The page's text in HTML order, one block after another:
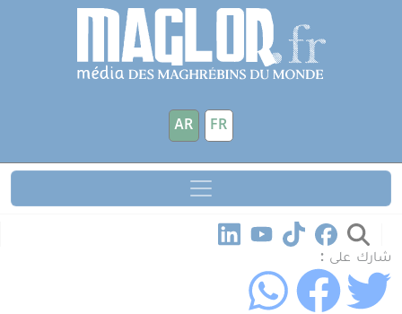
تجاوز إلى المحتوى الرئيسي
FR
AR
شارك على :
لوحة إدارة ملفات تعريف الارتباط